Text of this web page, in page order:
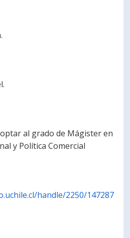
Egresados
al grado de Mágister en
y Política Comercial
handle/2250/147287